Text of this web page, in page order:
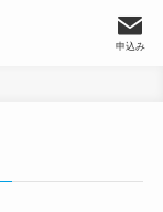
申込み